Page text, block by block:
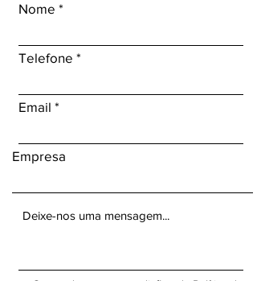
Nome
Telefone
Email
Empresa